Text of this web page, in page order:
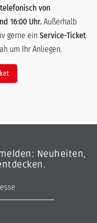
telefonisch von
16:00 Uhr. Außerhalb
gerne ein Service-Ticket
um Ihr Anliegen.
Neuheiten,